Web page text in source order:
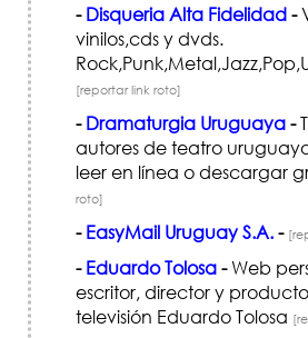
- Disqueria Alta Fidelidad-
vinilos,cds y dvds.
[reportar link roto]
- Dramaturgia Uruguaya-
autores de teatro
leer en línea o descargar
roto]
- EasyMail Uruguay S.A.-
- Eduardo Tolosa-Web
escritor, director y
televisión Eduardo Tolosa